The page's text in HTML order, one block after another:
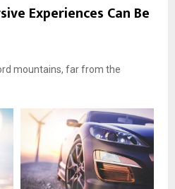
Experiences Can Be
mountains, far from the